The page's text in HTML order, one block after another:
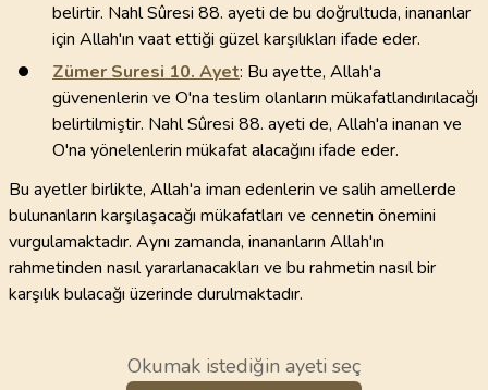
belirtir. Nahl Sûresi 88. ayeti de bu doğrultuda, inananlar
için Allah'ın vaat ettiği güzel karşılıkları ifade eder.
Zümer Suresi 10. Ayet: Bu ayette, Allah'a
güvenenlerin ve O'na teslim olanların mükafatlandırılacağı
belirtilmiştir. Nahl Sûresi 88. ayeti de, Allah'a inanan ve
O'na yönelenlerin mükafat alacağını ifade eder.
Bu ayetler birlikte, Allah'a iman edenlerin ve salih amellerde
bulunanların karşılaşacağı mükafatları ve cennetin önemini
vurgulamaktadır. Aynı zamanda, inananların Allah'ın
rahmetinden nasıl yararlanacakları ve bu rahmetin nasıl bir
karşılık bulacağı üzerinde durulmaktadır.
Okumak istediğin ayeti seç